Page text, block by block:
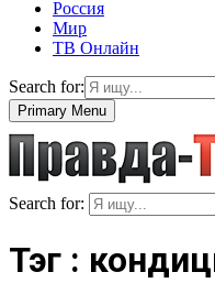
Россия
Мир
ТВ Онлайн
Search for:
Primary Menu
Search for:
Тэг :